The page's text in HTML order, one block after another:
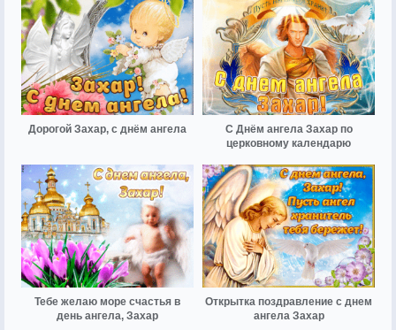
Дорогой Захар, с днём ангела
С Днём ангела Захар по
церковному календарю
Тебе желаю море счастья в
день ангела, Захар
Открытка поздравление с днем
ангела Захар